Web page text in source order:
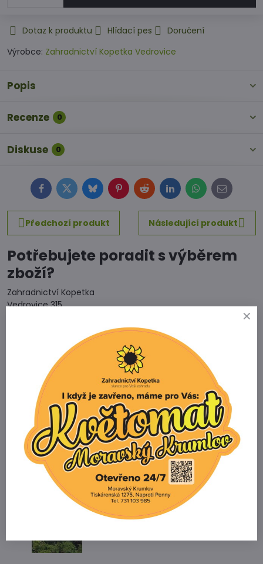
Dotaz k produktu Hlídací pes
Doručení
Výrobce: Zahradnictví Kopetka Vedrovice
Popis
Recenze 0
Diskuse 0
FacebookTwitterBlueskyPinterestRedditLinkedInWhatsApp
E-
mail
Předchozí produkt
Následující produkt
Potřebujete poradit s výběrem
zboží?
Zahradnictví Kopetka
Vedrovice 315
Telefon
+420 731 103 985
Prodejna
+420 607 042 662
Email
info@zahradnictvikopetka.cz
Zahradnictví Vedrovice